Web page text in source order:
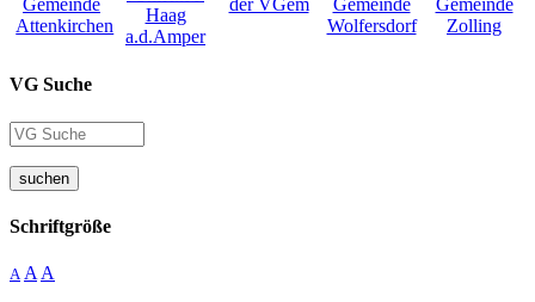
VG Suche
suchen
Schriftgröße
A A A